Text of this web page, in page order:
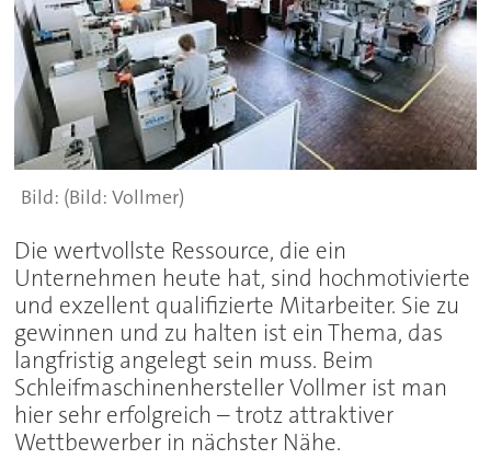
(Bild: Vollmer)
Die wertvollste Ressource, die ein
Unternehmen heute hat, sind hochmotivierte
und exzellent qualifizierte Mitarbeiter. Sie zu
gewinnen und zu halten ist ein Thema, das
langfristig angelegt sein muss. Beim
Schleifmaschinenhersteller Vollmer ist man
hier sehr erfolgreich – trotz attraktiver
Wettbewerber in nächster Nähe.